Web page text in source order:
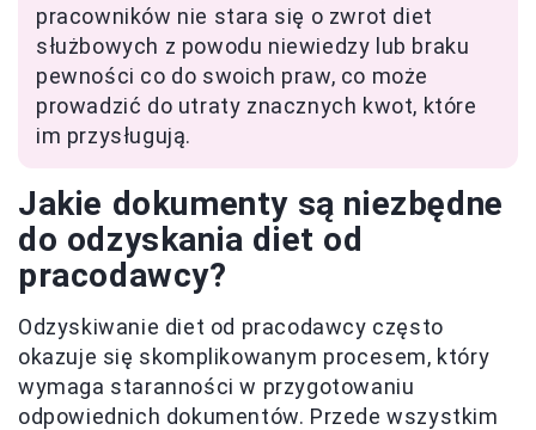
pracowników nie stara się o zwrot diet
służbowych z powodu niewiedzy lub braku
pewności co do swoich praw, co może
prowadzić do utraty znacznych kwot, które
im przysługują.
Jakie dokumenty są niezbędne
do odzyskania diet od
pracodawcy?
Odzyskiwanie diet od pracodawcy często
okazuje się skomplikowanym procesem, który
wymaga staranności w przygotowaniu
odpowiednich dokumentów. Przede wszystkim